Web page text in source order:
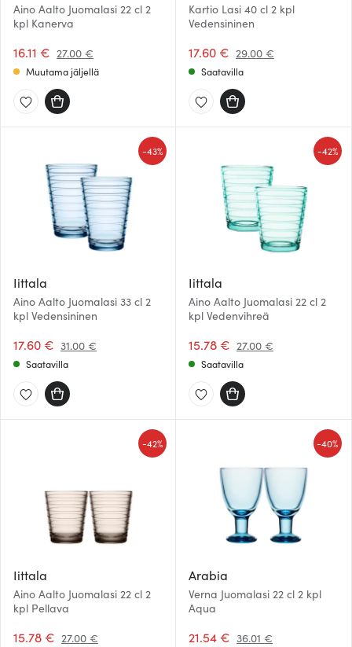
Aino Aalto Juomalasi 22 cl 2
kpl Kanerva
16.11 € 27.00 €
Muutama jäljellä
Kartio Lasi 40 cl 2 kpl
Vedensininen
17.60 € 29.00 €
Saatavilla
Iittala
Aino Aalto Juomalasi 33 cl 2
kpl Vedensininen
17.60 € 31.00 €
-43%
Saatavilla
Iittala
Aino Aalto Juomalasi 22 cl 2
kpl Vedenvihreä
15.78 € 27.00 €
-42%
Saatavilla
Iittala
Aino Aalto Juomalasi 22 cl 2
kpl Pellava
15.78 € 27.00 €
-42%
Arabia
Verna Juomalasi 22 cl 2 kpl
Aqua
21.54 € 36.01 €
-40%